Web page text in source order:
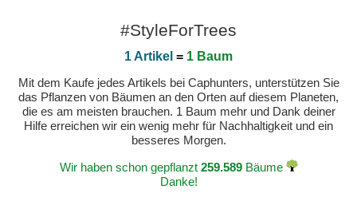
#StyleForTrees
1 Artikel = 1 Baum
Mit dem Kaufe jedes Artikels bei Caphunters, unterstützen Sie
das Pflanzen von Bäumen an den Orten auf diesem Planeten,
die es am meisten brauchen. 1 Baum mehr und Dank deiner
Hilfe erreichen wir ein wenig mehr für Nachhaltigkeit und ein
besseres Morgen.
Wir haben schon gepflanzt 259.589Bäume
Danke!